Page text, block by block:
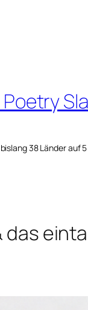
38 Länder auf
das